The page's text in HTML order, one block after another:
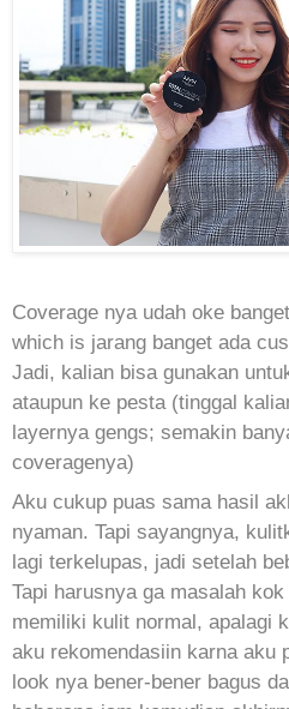
Coverage nya udah oke
which is jarang banget ada
Jadi, kalian bisa gunakan
ataupun ke pesta (tinggal
layernya gengs; semakin
coveragenya)
Aku cukup puas sama hasil
nyaman. Tapi sayangnya,
lagi terkelupas, jadi setelah
Tapi harusnya ga masalah
memiliki kulit normal, apalagi
aku rekomendasiin karna aku
look nya bener-bener bagus